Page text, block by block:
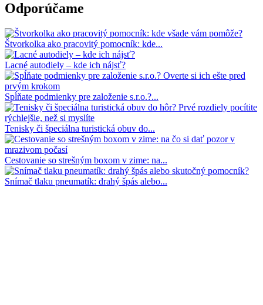
Odporúčame
Štvorkolka ako pracovitý pomocník: kde...
Lacné autodiely – kde ich nájsť?
Spĺňate podmienky pre založenie s.r.o.?...
Tenisky či špeciálna turistická obuv do...
Cestovanie so strešným boxom v zime: na...
Snímač tlaku pneumatík: drahý špás alebo...